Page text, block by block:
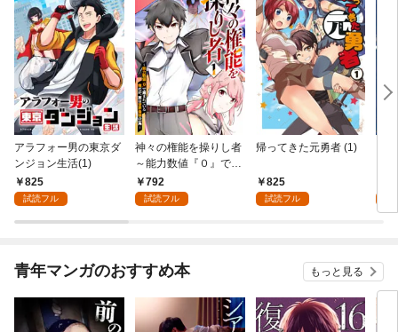
アラフォー男の東京ダ
ンジョン生活(1)
825
試読フル
神々の権能を操りし者
～能力数値『０』で蔑
まれている俺だが、実
は世界最強の一角～(1)
792
試読フル
帰ってきた元勇者 (1)
825
試読フル
(1)
青年マンガのおすすめ本 もっと見る